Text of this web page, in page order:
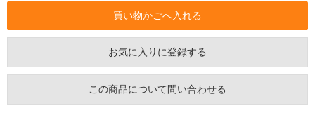
お気に入りに登録する
この商品について問い合わせる